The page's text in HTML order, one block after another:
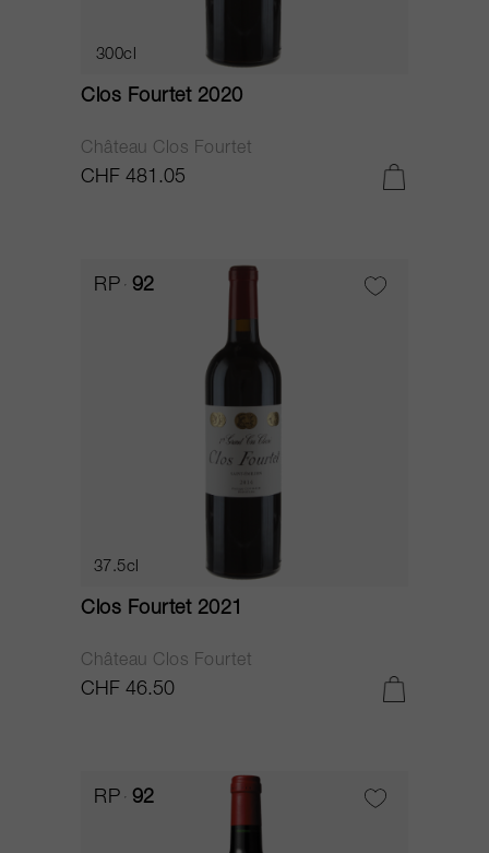
300cl
Clos Fourtet 2020
Château Clos Fourtet
CHF 481.05
RP 92
37.5cl
Clos Fourtet 2021
Château Clos Fourtet
CHF 46.50
RP 92